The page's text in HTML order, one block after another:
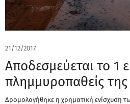
21/12/2017
Αποδεσμεύεται το 1
πλημμυροπαθείς
Δρομολογήθηκε η χρηματική ενίσχυση